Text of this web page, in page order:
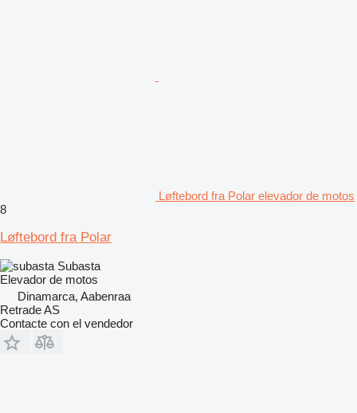
Løftebord fra Polar elevador de motos
8
Løftebord fra Polar
Subasta
Elevador de motos
Dinamarca, Aabenraa
Retrade AS
Contacte con el vendedor